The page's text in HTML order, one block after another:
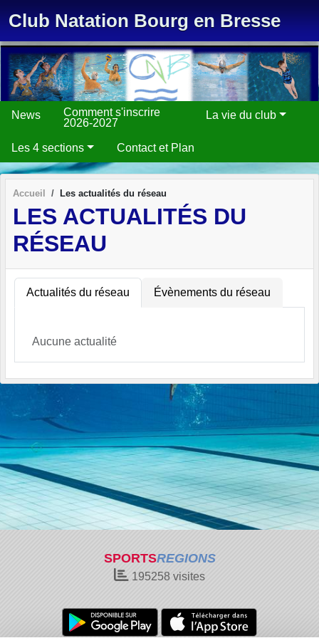
Club Natation Bourg en Bresse
News
Comment s'inscrire
2026-2027
La vie du club
Les 4 sections Contact et Plan
Accueil Les actualités du réseau
LES ACTUALITÉS DU
RÉSEAU
Actualités du réseau Évènements du réseau
Aucune actualité
SPORTSREGIONS
195258 visites